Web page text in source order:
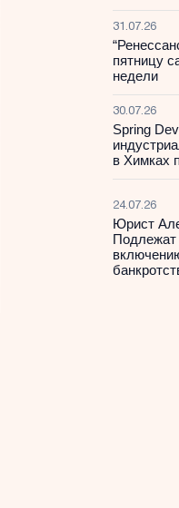
31.07.26
пятницу
недели
30.07.26
Spring
в Химках
24.07.26
Юрист
Подлежат